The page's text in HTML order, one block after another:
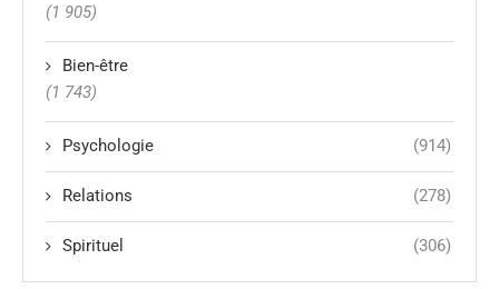
(1 905)
Bien-être
(1 743)
Psychologie (914)
Relations (278)
Spirituel (306)